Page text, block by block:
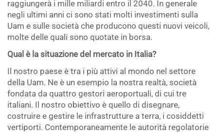
raggiungerà i mille miliardi entro il 2040. In generale
negli ultimi anni ci sono stati molti investimenti sulla
Uam e sulle società che producono questi nuovi veicoli,
molte delle quali sono quotate in borsa.
Qual è la situazione del mercato in Italia?
Il nostro paese è tra i più attivi al mondo nel settore
della Uam. Ne è un esempio la nostra realtà, società
fondata da quattro gestori aeroportuali, di cui tre
italiani. Il nostro obiettivo è quello di disegnare,
costruire e gestire le infrastrutture a terra, i cosiddetti
vertiporti. Contemporaneamente le autorità regolatorie